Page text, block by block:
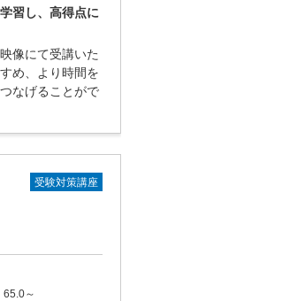
習し、高得点に
像にて受講いた
め、より時間を
なげることがで
受験対策講座
65.0～